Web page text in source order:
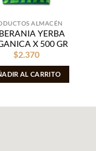
ALMACÉN
YERBA
X 500 GR
$2.370
AL CARRITO